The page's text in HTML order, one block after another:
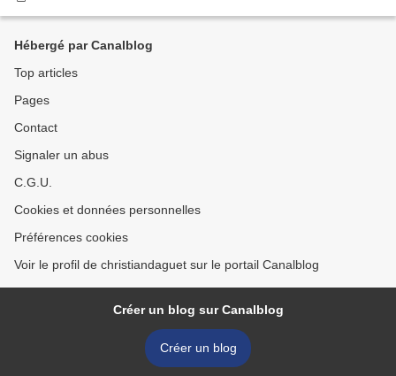
Hébergé par Canalblog
Top articles
Pages
Contact
Signaler un abus
C.G.U.
Cookies et données personnelles
Préférences cookies
Voir le profil de christiandaguet sur le portail Canalblog
Créer un blog sur Canalblog
Créer un blog